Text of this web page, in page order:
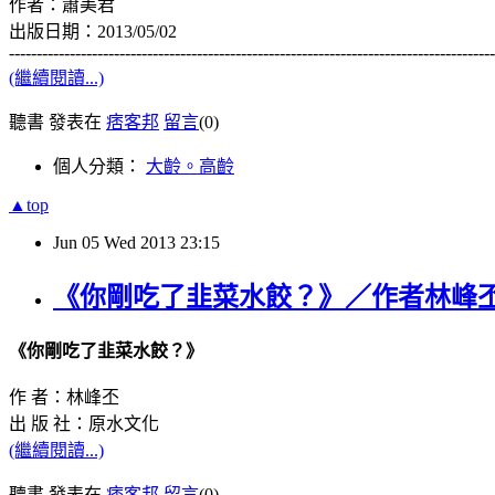
作者：蕭美君
出版日期：2013/05/02
(繼續閱讀...)
聽書 發表在 痞客邦 留言(0)
個人分類： 大齡。高齡
▲top
Jun 05 Wed 2013 23:15
《你剛吃了韭菜水餃？》／作者林峰
《你剛吃了韭菜水餃？》
作 者：林峰丕
出 版 社：原水文化
(繼續閱讀...)